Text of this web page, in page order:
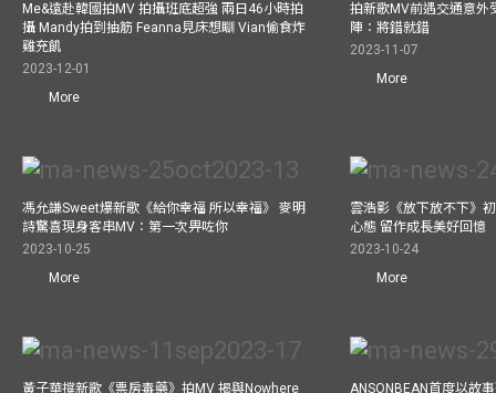
Me&遠赴韓國拍MV 拍攝班底超強 兩日46小時拍
攝 Mandy拍到抽筋 Feanna見床想瞓 Vian偷食炸
雞充飢
2023-12-01
More
拍新歌MV前遇交通意外
陣：將錯就錯
2023-11-07
More
馮允謙Sweet爆新歌《給你幸福 所以幸福》 麥明
詩驚喜現身客串MV：第一次畀咗你
2023-10-25
More
雲浩影《放下放不下》
心態 留作成長美好回憶
2023-10-24
More
黃子華撐新歌《票房毒藥》拍MV 揭與Nowhere
ANSONBEAN首度以故